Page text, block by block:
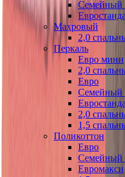
Семейный
Махровый
2,0
Перкаль
Евро мини
2,0
Евро
Семейный
2,0
1,5
Поликоттон
Евро
Семейный
Евромакси